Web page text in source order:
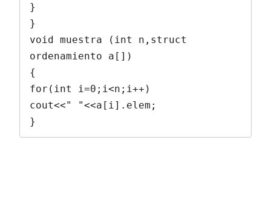
}
}
void muestra (int n,struct
ordenamiento a[])
{
for(int i=0;i<n;i++)
cout<<" "<<a[i].elem;
}